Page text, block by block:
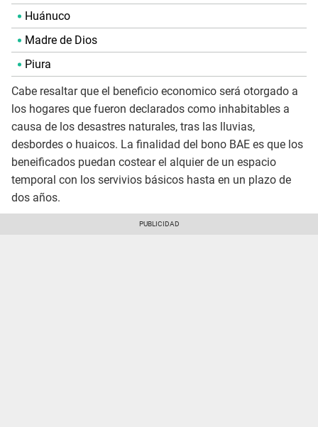
Huánuco
Madre de Dios
Piura
Cabe resaltar que el beneficio economico será otorgado a
los hogares que fueron declarados como inhabitables a
causa de los desastres naturales, tras las lluvias,
desbordes o huaicos. La finalidad del bono BAE es que los
beneificados puedan costear el alquier de un espacio
temporal con los servivios básicos hasta en un plazo de
dos años.